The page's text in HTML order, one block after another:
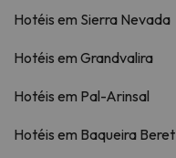
Hotéis em Sierra Nevada
Hotéis em Grandvalira
Hotéis em Pal-Arinsal
Hotéis em Baqueira Beret